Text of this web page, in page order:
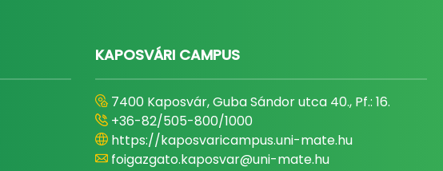
KAPOSVÁRI CAMPUS
7400 Kaposvár, Guba Sándor utca 40., Pf.: 16.
+36-82/505-800/1000
https://kaposvaricampus.uni-mate.hu
foigazgato.kaposvar@uni-mate.hu